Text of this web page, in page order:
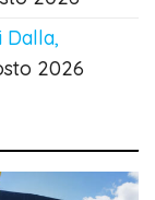
Dalla,
2026